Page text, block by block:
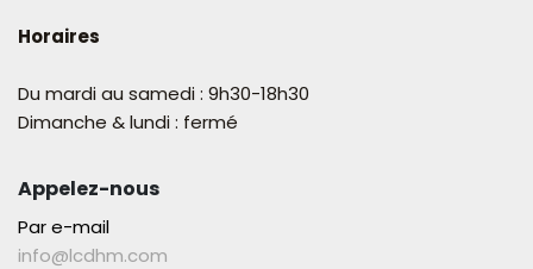
Horaires
Du mardi au samedi : 9h30-18h30
Dimanche & lundi : fermé
Appelez-nous
Par e-mail
info@lcdhm.com